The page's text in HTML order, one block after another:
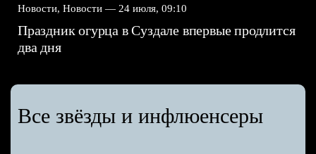
Новости, Новости — 24 июля, 09:10
Праздник огурца в Суздале впервые продлится
два дня
Все звёзды и инфлюенсеры